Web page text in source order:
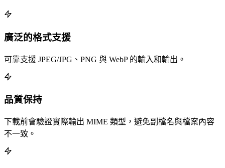
廣泛的格式支援
可靠支援 JPEG/JPG、PNG 與 WebP 的輸入和輸出。
品質保持
下載前會驗證實際輸出 MIME 類型，避免副檔名與檔案內容
不一致。